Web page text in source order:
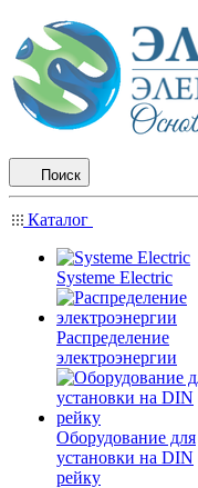
Поиск
Каталог
Systeme Electric
Распределение
электроэнергии
Оборудование для
установки на DIN
рейку